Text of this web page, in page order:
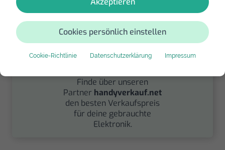
Cookies persönlich einstellen
Cookie-Richtlinie Datenschutzerklärung Impressum
Verkaufen
Finde über unseren
Partner handyverkauf.net
den besten Verkaufspreis
für deine gebrauchte
Elektronik.